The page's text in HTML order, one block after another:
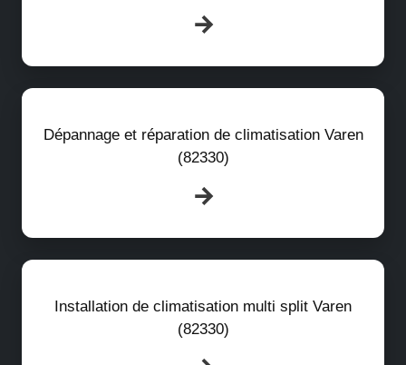
Dépannage et réparation de climatisation Varen
(82330)
Installation de climatisation multi split Varen
(82330)